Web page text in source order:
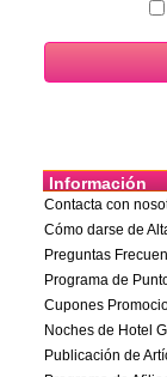
Información
Contacta con
Cómo darse de
Preguntas
Programa de
Cupones
Noches de Hotel
Publicación de